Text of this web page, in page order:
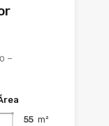
–
55 m²